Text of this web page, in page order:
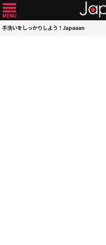
手洗いをしっかりしよう！Japaaan